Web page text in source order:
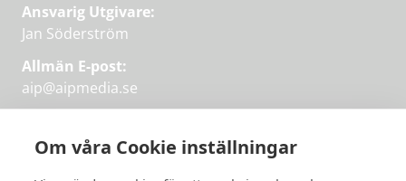
Om våra Cookie inställningar
Ansvarig Utgivare:
Jan Söderström
Allmän E-post:
aip@aipmedia.se
aip@flowyinfo.seeller 08-1210 60 40.